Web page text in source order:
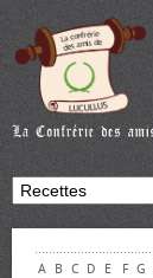
A B C D E F G